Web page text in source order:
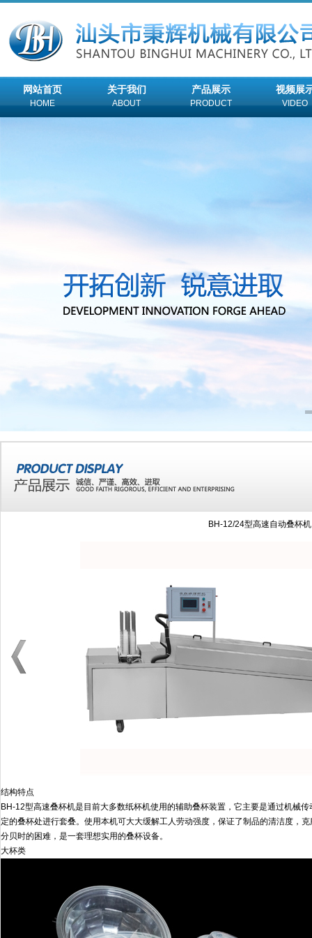
网站首页
HOME
关于我们
ABOUT
产品展示
PRODUCT
视频展
VIDEO
BH-12/24型高速自动叠杯机
结构特点
BH-12型高速叠杯机是目前大多数纸杯机使用的辅助叠杯装置，它主要是通过机械
定的叠杯处进行套叠。使用本机可大大缓解工人劳动强度，保证了制品的清洁度，
分贝时的困难，是一套理想实用的叠杯设备。
大杯类